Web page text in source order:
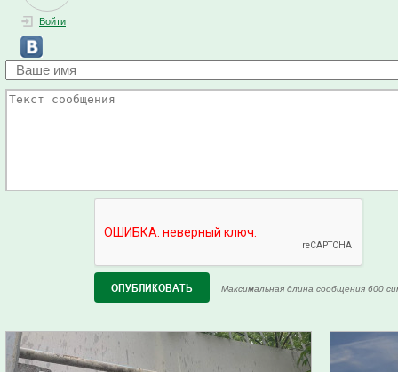
Войти
Максимальная длина сообщения 600